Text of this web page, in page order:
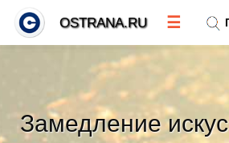
Замедление
OSTRANA.RU ☰
Тренды новостей »